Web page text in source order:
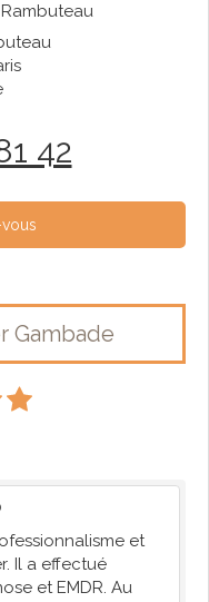
42
Gambade
et
Il a effectué
et EMDR. Au